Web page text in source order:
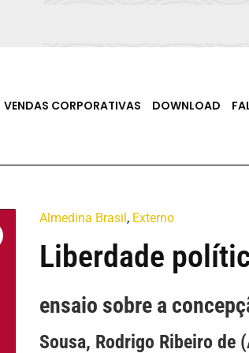
VENDAS CORPORATIVAS DOWNLOAD
Almedina Brasil, Externo
Liberdade
ensaio sobre a
Sousa, Rodrigo Ribeiro de